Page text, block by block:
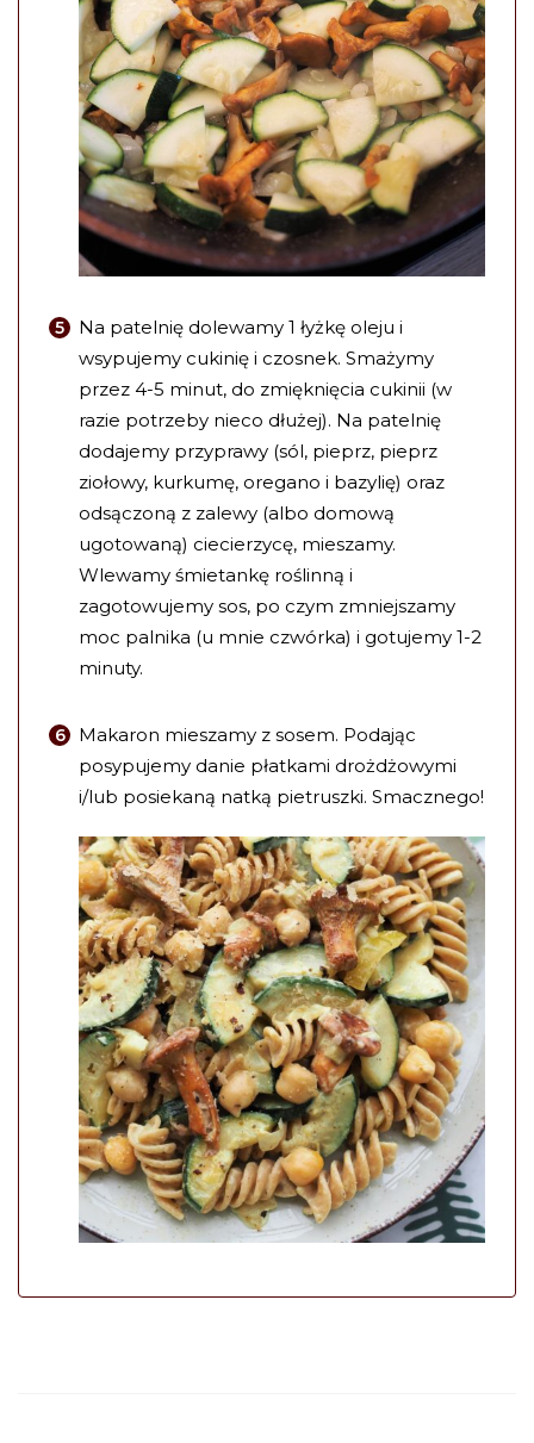
Na patelnię dolewamy 1 łyżkę oleju i
wsypujemy cukinię i czosnek. Smażymy
przez 4-5 minut, do zmięknięcia cukinii (w
razie potrzeby nieco dłużej). Na patelnię
dodajemy przyprawy (sól, pieprz, pieprz
ziołowy, kurkumę, oregano i bazylię) oraz
odsączoną z zalewy (albo domową
ugotowaną) ciecierzycę, mieszamy.
Wlewamy śmietankę roślinną i
zagotowujemy sos, po czym zmniejszamy
moc palnika (u mnie czwórka) i gotujemy 1-2
minuty.
Makaron mieszamy z sosem. Podając
posypujemy danie płatkami drożdżowymi
i/lub posiekaną natką pietruszki. Smacznego!